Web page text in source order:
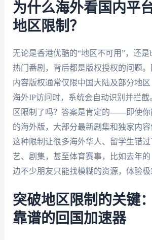
为什么海外看国内平
地区限制？
无论是香港优酷的“地区不可用”，还
热门番剧，背后都是版权授权的问题
内容版权通常仅限中国大陆及部分地区
海外IP访问时，系统会自动识别并拦
区限制了吗？答案是肯定的——即使你
的海外版，大部分最新剧集和独家内容
这种限制让很多海外华人、留学生错
艺、剧集，甚至体育赛事，比如去年
边不少朋友只能找模糊的资源，体验极
突破地区限制的关键
靠谱的回国加速器